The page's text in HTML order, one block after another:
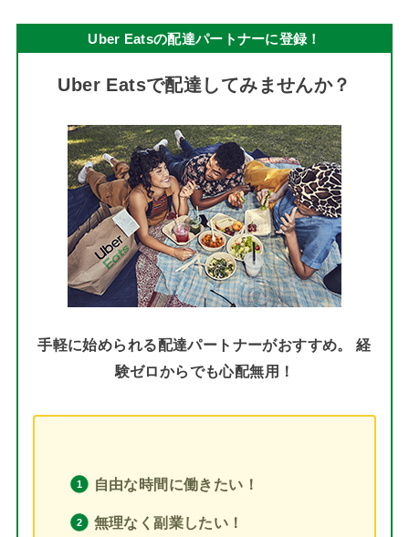
Uber Eatsの配達パートナーに登録！
Uber Eatsで配達してみませんか？
手軽に始められる配達パートナーがおすすめ。 経
験ゼロからでも心配無用！
自由な時間に働きたい！
無理なく副業したい！